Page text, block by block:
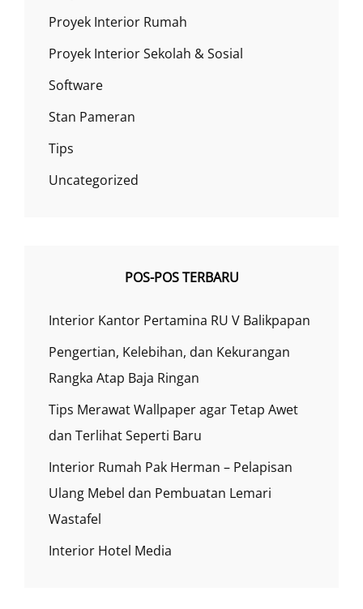
Proyek Interior Rumah
Proyek Interior Sekolah & Sosial
Software
Stan Pameran
Tips
Uncategorized
POS-POS TERBARU
Interior Kantor Pertamina RU V Balikpapan
Pengertian, Kelebihan, dan Kekurangan
Rangka Atap Baja Ringan
Tips Merawat Wallpaper agar Tetap Awet
dan Terlihat Seperti Baru
Interior Rumah Pak Herman – Pelapisan
Ulang Mebel dan Pembuatan Lemari
Wastafel
Interior Hotel Media